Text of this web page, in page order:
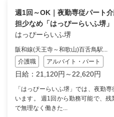
週1回～OK｜夜勤専従パート
担少なめ「はっぴーらいふ堺」
はっぴーらいふ堺
阪和線(天王寺～和歌山)百舌鳥駅...
介護職
アルバイト・パート
日給：21,120円～22,620円
「はっぴーらいふ堺」では、夜勤
います。 週1回から勤務可能で、
で無理なく働きた...